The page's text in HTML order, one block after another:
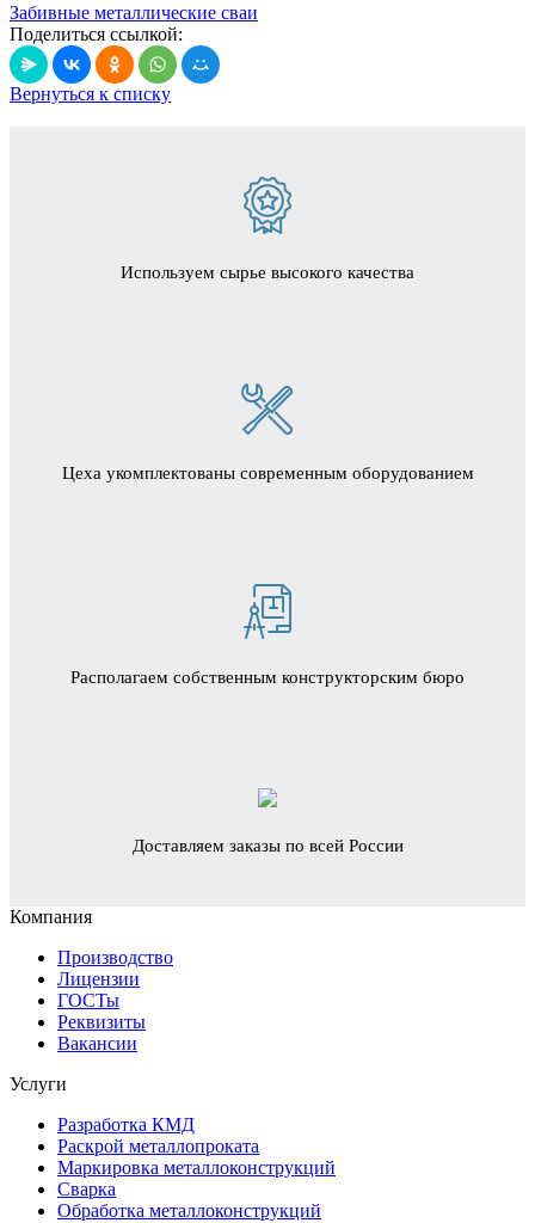
Забивные металлические сваи
Поделиться ссылкой:
Вернуться к списку
Используем сырье высокого качества
Цеха укомплектованы современным оборудованием
Располагаем собственным конструкторским бюро
Доставляем заказы по всей России
Компания
Производство
Лицензии
ГОСТы
Реквизиты
Вакансии
Услуги
Разработка КМД
Раскрой металлопроката
Маркировка металлоконструкций
Сварка
Обработка металлоконструкций